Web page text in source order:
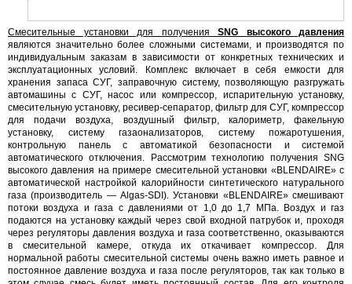
Смесительные установки для получения SNG
высокого давления
являются значительно более сложными системами, и производятся по
индивидуальным заказам в зависимости от конкретных технических и
эксплуатационных условий. Комплекс включает в себя емкости для
хранения запаса СУГ, заправочную систему, позволяющую разгружать
автомашины с СУГ, насос или компрессор, испарительную установку,
смесительную установку, ресивер-сепаратор, фильтр для СУГ, компрессор
для подачи воздуха, воздушный фильтр, калориметр, факельную
установку, систему газаонализаторов, систему пожаротушения,
контрольную панель с автоматикой безопасности и системой
автоматического отключения. Рассмотрим технологию получения SNG
высокого давления на примере смесительной установки «BLENDAIRE» с
автоматической настройкой калорийности синтетического натурального
газа (производитель — Algas-SDI). Установки «BLENDAIRE» смешивают
потоки воздуха и газа с давлениями от 1,0 до 1,7 МПа. Воздух и газ
подаются на установку каждый через свой входной патрубок и, проходя
через регуляторы давления воздуха и газа соответственно, оказываются
в смесительной камере, откуда их откачивает компрессор. Для
нормальной работы смесительной системы очень важно иметь равное и
постоянное давление воздуха и газа после регуляторов, так как только в